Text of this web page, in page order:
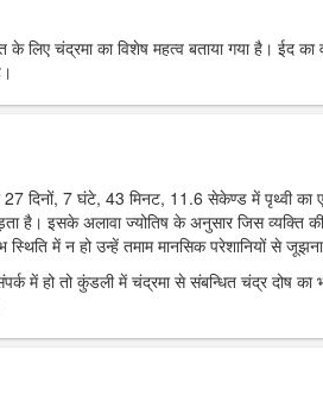
लिए चंद्रमा का विशेष महत्व बताया गया है। ईद
27 दिनों, 7 घंटे, 43 मिनट, 11.6 सेकेण्ड में पृथ्वी
है। इसके अलावा ज्योतिष के अनुसार जिस व्यक्ति
में न हो उन्हें तमाम मानसिक परेशानियों से
में हो तो कुंडली में चंद्रमा से संबन्धित चंद्र दोष का